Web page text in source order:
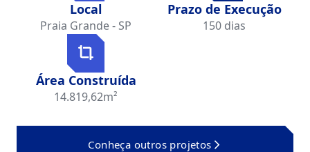
Local
Praia Grande - SP
Prazo de Execução
150 dias
Área Construída
14.819,62m²
Conheça outros projetos